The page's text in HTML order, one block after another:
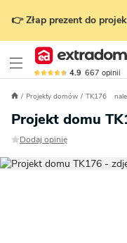
👉 Złap prezent do
4.9 667 opinii
Projekty domów TK176
Projekt domu
Dodaj opinię